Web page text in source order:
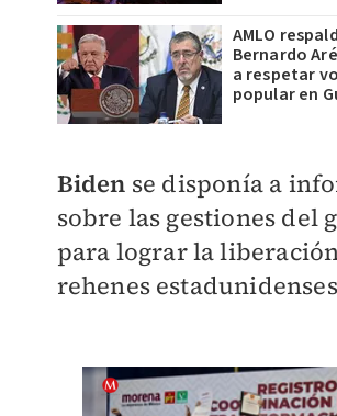
AMLO
Bernardo
a respetar
popular en
Biden se disponía a
sobre las gestiones del
para lograr la
rehenes